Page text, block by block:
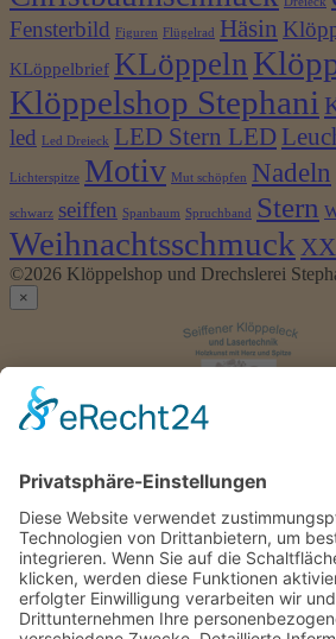
Fensterbild Figuren Flügelrad Häsin
KLöppelbrief KLöppeln
Klöppelshop Stephani
led Led Dreieck LED Stern LED
Lichterspitze Motiv Mut schöpfen Nadeln
schwarz seiffen Spanbaum Spruchband Stern
Weihnachtsschmuck
©2026 Klöppelshop und Drechslerei
×
Anmelden
Benutzername